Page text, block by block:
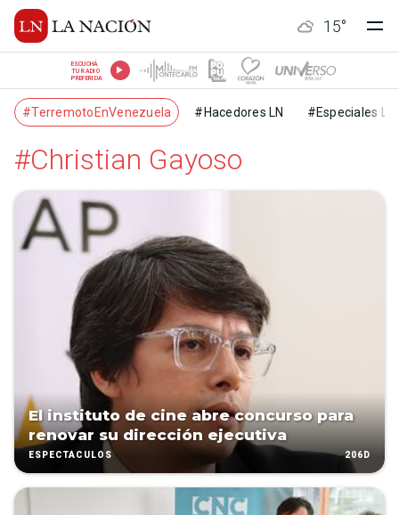
15°
ESCUCHÁ
TU RADIO
PREFERIDA
#TerremotoEnVenezuela #Hacedores LN #Especiales LN
#Christian Gayoso
El instituto de cine abre concurso para
renovar su dirección ejecutiva
ESPECTÁCULOS 206D